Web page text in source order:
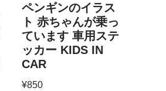
ペンギンのイラス
ト 赤ちゃんが乗っ
ています 車用ステ
ッカー KIDS IN
CAR
¥850